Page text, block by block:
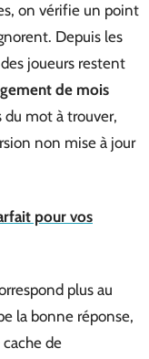
on vérifie un point
Depuis les
joueurs restent
de mois
mot à trouver,
non mise à jour
pour vos
plus au
la bonne réponse,
de